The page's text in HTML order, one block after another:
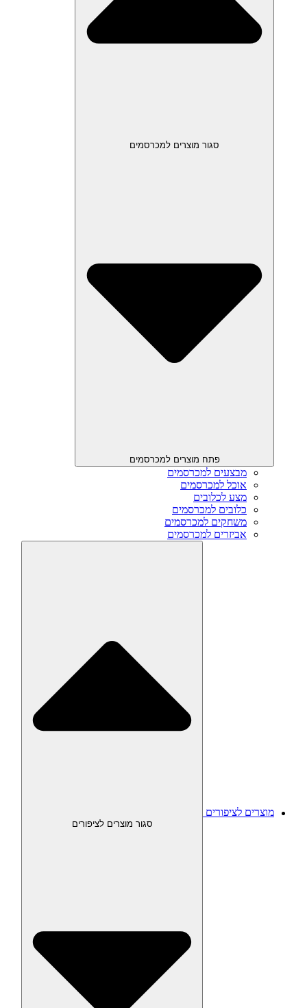
סגור מוצרים למכרסמים
פתח מוצרים למכרסמים
מבצעים למכרסמים
אוכל למכרסמים
מצע לכלובים
כלובים למכרסמים
משחקים למכרסמים
אביזרים למכרסמים
מוצרים לציפורים
סגור מוצרים לציפורים